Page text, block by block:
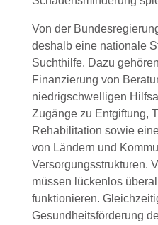
Von der
deshalb eine nationale
Suchthilfe. Dazu
Finanzierung von
niedrigschwelligen
Zugänge zu Entgiftung,
Rehabilitation sowie
von Ländern und
Versorgungsstrukturen.
müssen lückenlos
funktionieren.
Gesundheitsförderung